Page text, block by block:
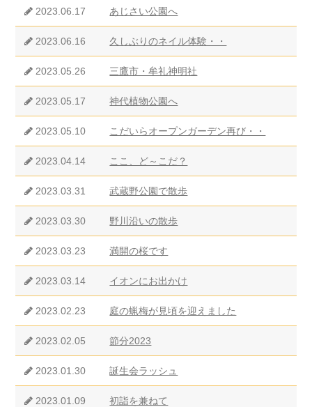
2023.06.17 あじさい公園へ
2023.06.16 久しぶりのネイル体験・・
2023.05.26 三鷹市・牟礼神明社
2023.05.17 神代植物公園へ
2023.05.10 こだいらオープンガーデン再び・・
2023.04.14 ここ、ど～こだ？
2023.03.31 武蔵野公園で散歩
2023.03.30 野川沿いの散歩
2023.03.23 満開の桜です
2023.03.14 イオンにお出かけ
2023.02.23 庭の蝋梅が見頃を迎えました
2023.02.05 節分2023
2023.01.30 誕生会ラッシュ
2023.01.09 初詣を兼ねて